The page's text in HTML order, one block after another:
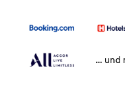
… und